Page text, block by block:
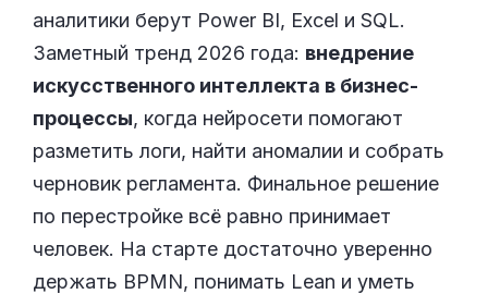
аналитики берут Power BI, Excel и SQL.
Заметный тренд 2026 года: внедрение
искусственного интеллекта в бизнес-
процессы, когда нейросети помогают
разметить логи, найти аномалии и собрать
черновик регламента. Финальное решение
по перестройке всё равно принимает
человек. На старте достаточно уверенно
держать BPMN, понимать Lean и уметь